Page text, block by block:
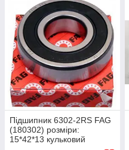
Підшипник 6302-2RS FAG
(180302) розміри:
15*42*13 кульковий